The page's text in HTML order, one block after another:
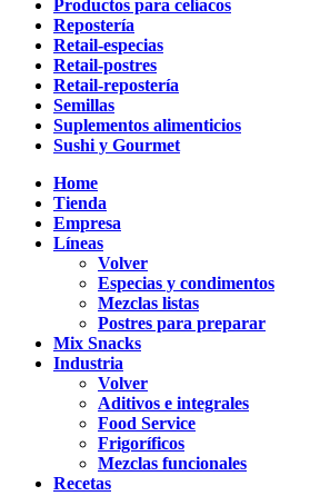
Productos para celíacos
Repostería
Retail-especias
Retail-postres
Retail-repostería
Semillas
Suplementos alimenticios
Sushi y Gourmet
Home
Tienda
Empresa
Líneas
Volver
Especias y condimentos
Mezclas listas
Postres para preparar
Mix Snacks
Industria
Volver
Aditivos e integrales
Food Service
Frigoríficos
Mezclas funcionales
Recetas